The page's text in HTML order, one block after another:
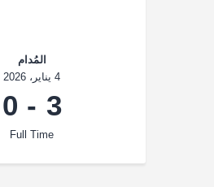
المُدام
4 يناير، 2026
3
-
0
Full Time